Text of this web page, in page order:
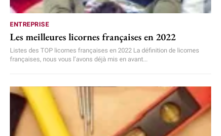
ENTREPRISE
Les meilleures licornes françaises en 2022
Listes des TOP licornes françaises en 2022 La définition de licornes
françaises, nous vous l’avons déjà mis en avant...